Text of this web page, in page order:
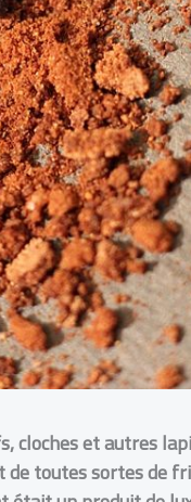
cloches et autres
toutes sortes de